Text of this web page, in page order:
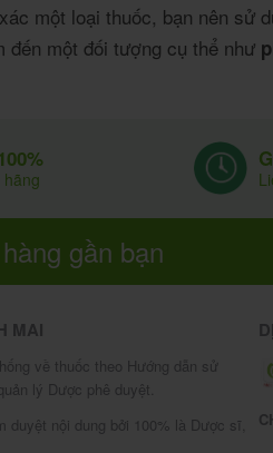
một loại thuốc, bạn nên sử
đến một đối tượng cụ thể như
gần bạn
MAI
về thuốc theo Hướng dẫn sử
lý Dược phê duyệt.
duyệt nội dung bởi 100% là Dược sĩ,